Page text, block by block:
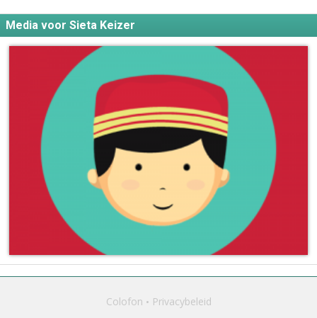
Media voor Sieta Keizer
Colofon Privacybeleid